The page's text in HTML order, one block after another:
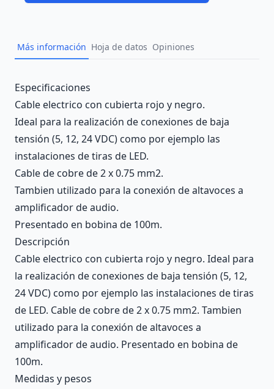
Más información Hoja de datos Opiniones
Description
Especificaciones
Cable electrico con cubierta rojo y negro.
Ideal para la realización de conexiones de baja
tensión (5, 12, 24 VDC) como por ejemplo las
instalaciones de tiras de LED.
Cable de cobre de 2 x 0.75 mm2.
Tambien utilizado para la conexión de altavoces a
amplificador de audio.
Presentado en bobina de 100m.
Descripción
Cable electrico con cubierta rojo y negro. Ideal para
la realización de conexiones de baja tensión (5, 12,
24 VDC) como por ejemplo las instalaciones de tiras
de LED. Cable de cobre de 2 x 0.75 mm2. Tambien
utilizado para la conexión de altavoces a
amplificador de audio. Presentado en bobina de
100m.
Medidas y pesos